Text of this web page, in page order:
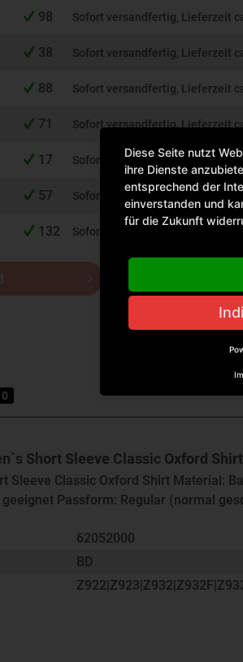
98 Sofort versandfertig, Lieferzeit
38 Sofort versandfertig, Lieferzeit
88 Sofort versandfertig, Lieferzeit
71 Sofort versandfertig, Lieferzeit
17 Sofort versandfertig, Lieferzeit
57 Sofort versandfertig, Lieferzeit
132 Sofort versandfertig, Lieferzeit
0
Short Sleeve Classic Oxford
Sleeve Classic Oxford Shirt Material:
Passform: Regular (normal
62052000
BD
Diese Seite nutzt
ihre Dienste
entsprechend der
einverstanden und
für die Zukunft